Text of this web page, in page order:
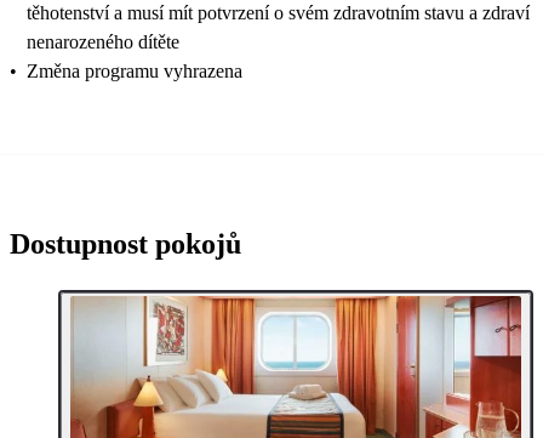
těhotenství a musí mít potvrzení o svém zdravotním stavu a zdraví
nenarozeného dítěte
• Změna programu vyhrazena
Dostupnost pokojů